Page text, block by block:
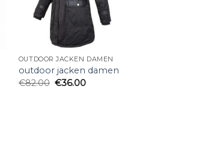
OUTDOOR JACKEN DAMEN
outdoor jacken damen
€82.00 €36.00